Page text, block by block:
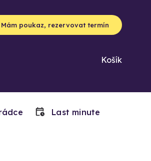
Mám poukaz, rezervovat termín
Košík
Last minute